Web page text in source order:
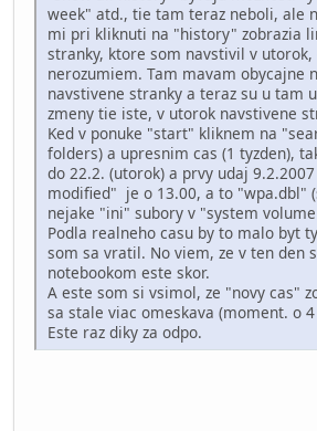
week" atd., tie tam teraz neboli, ale
mi pri kliknuti na "history" zobrazia
stranky, ktore som navstivil v utorok,
nerozumiem. Tam mavam obycajne
navstivene stranky a teraz su u tam
zmeny tie iste, v utorok navstivene
Ked v ponuke "start" kliknem na
folders) a upresnim cas (1 tyzden),
do 22.2. (utorok) a prvy udaj
modified" je o 13.00, a to "wpa.dbl"
nejake "ini" subory v "system
Podla realneho casu by to malo byt
som sa vratil. No viem, ze v ten den
notebookom este skor.
A este som si vsimol, ze "novy cas"
sa stale viac omeskava (moment. o
Este raz diky za odpo.